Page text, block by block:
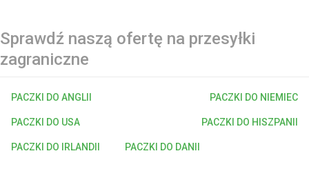
Sprawdź naszą ofertę na przesyłki
zagraniczne
PACZKI DO ANGLII PACZKI DO NIEMIEC
PACZKI DO USA PACZKI DO HISZPANII
PACZKI DO IRLANDII PACZKI DO DANII